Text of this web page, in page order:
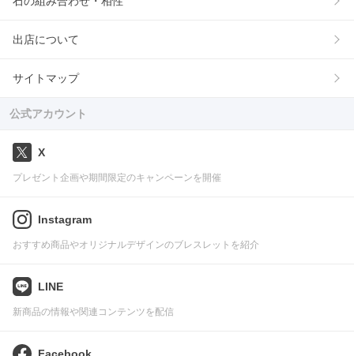
出店について
サイトマップ
公式アカウント
X
プレゼント企画や期間限定のキャンペーンを開催
Instagram
おすすめ商品やオリジナルデザインのブレスレットを紹介
LINE
新商品の情報や関連コンテンツを配信
Facebook